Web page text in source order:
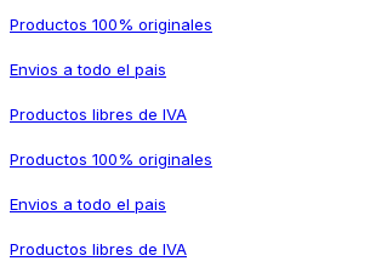
Productos 100% originales
Envios a todo el pais
Productos libres de IVA
Productos 100% originales
Envios a todo el pais
Productos libres de IVA